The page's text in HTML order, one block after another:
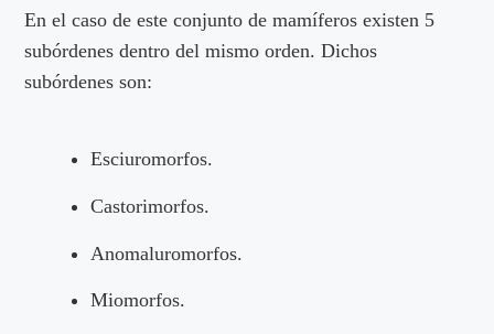
En el caso de este conjunto de mamíferos existen 5
subórdenes dentro del mismo orden. Dichos
subórdenes son:
Esciuromorfos.
Castorimorfos.
Anomaluromorfos.
Miomorfos.